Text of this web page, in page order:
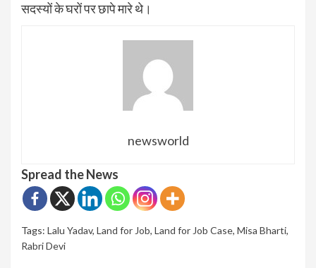
सदस्यों के घरों पर छापे मारे थे।
newsworld
Spread the News
Tags: Lalu Yadav, Land for Job, Land for Job Case, Misa Bharti,
Rabri Devi